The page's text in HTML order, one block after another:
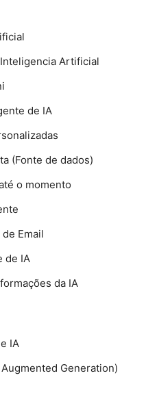
Artificial
de IA
(Fonte de dados)
o momento
Email
de IA
da IA
IA
Generation)